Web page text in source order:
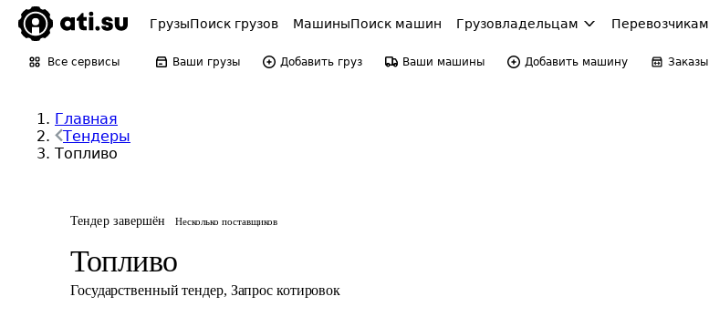
ГрузыПоиск грузов МашиныПоиск машин Грузовладельцам Перевозчикам
Все сервисы Ваши грузы Добавить груз Ваши машины Добавить машину Заказы
Главная
Тендеры
Топливо
Тендер завершён Несколько поставщиков
Топливо
Государственный тендер, Запрос котировок